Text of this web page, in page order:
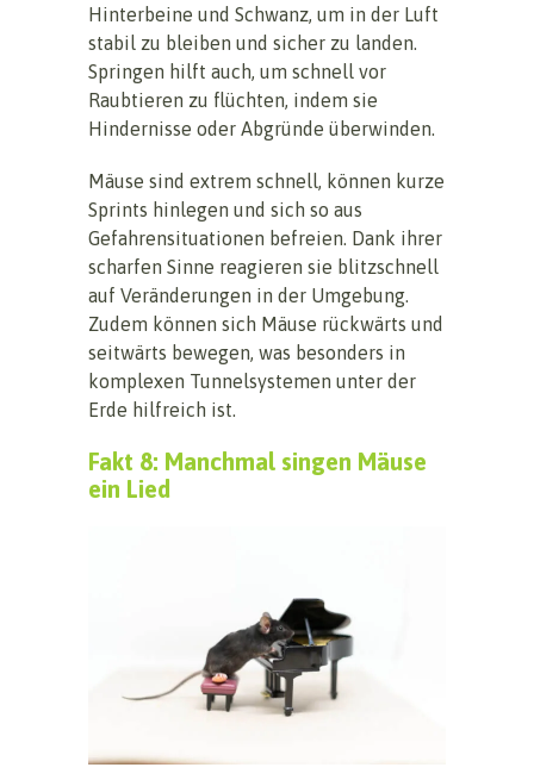
Hinterbeine und Schwanz, um in der Luft
stabil zu bleiben und sicher zu landen.
Springen hilft auch, um schnell vor
Raubtieren zu flüchten, indem sie
Hindernisse oder Abgründe überwinden.
Mäuse sind extrem schnell, können kurze
Sprints hinlegen und sich so aus
Gefahrensituationen befreien. Dank ihrer
scharfen Sinne reagieren sie blitzschnell
auf Veränderungen in der Umgebung.
Zudem können sich Mäuse rückwärts und
seitwärts bewegen, was besonders in
komplexen Tunnelsystemen unter der
Erde hilfreich ist.
Fakt 8: Manchmal singen Mäuse
ein Lied